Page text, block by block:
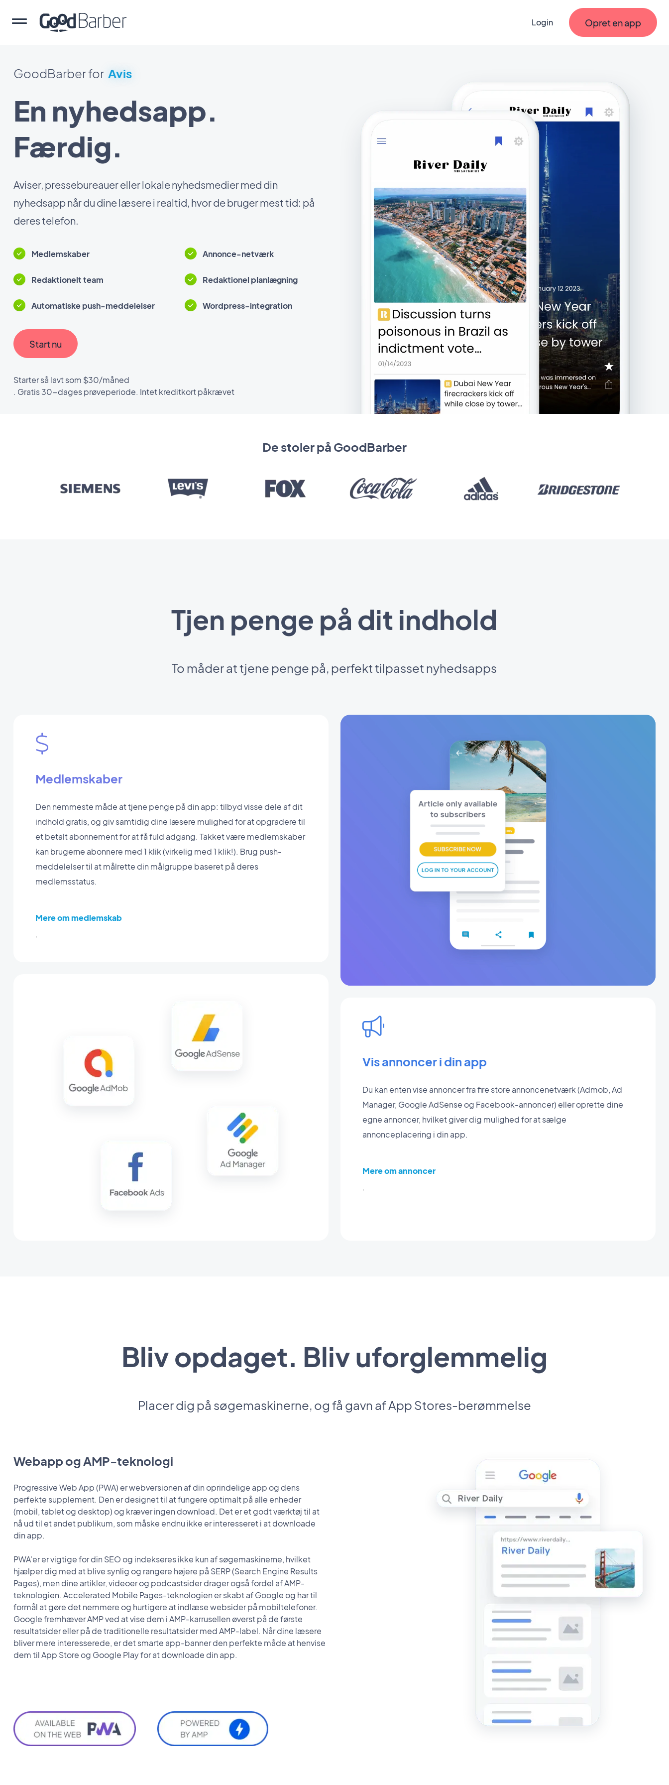
Login Opret en app
GoodBarber for Avis
En nyhedsapp.
Færdig.
Aviser, pressebureauer eller lokale nyhedsmedier med din
nyhedsapp når du dine læsere i realtid, hvor de bruger mest tid: på
deres telefon.
Medlemskaber Annonce-netværk
Redaktionelt team Redaktionel planlægning
Automatiske push-meddelelser Wordpress-integration
Start nu
Starter så lavt som $30/måned
. Gratis 30-dages prøveperiode. Intet kreditkort påkrævet
De stoler på GoodBarber
Tjen penge på dit indhold
To måder at tjene penge på, perfekt tilpasset nyhedsapps
Medlemskaber
Den nemmeste måde at tjene penge på din app: tilbyd visse dele af dit
indhold gratis, og giv samtidig dine læsere mulighed for at opgradere til
et betalt abonnement for at få fuld adgang. Takket være medlemskaber
kan brugerne abonnere med 1 klik (virkelig med 1 klik!). Brug push-
meddelelser til at målrette din målgruppe baseret på deres
medlemsstatus.
Mere om medlemskab
.
Vis annoncer i din app
Du kan enten vise annoncer fra fire store annoncenetværk (Admob, Ad
Manager, Google AdSense og Facebook-annoncer) eller oprette dine
egne annoncer, hvilket giver dig mulighed for at sælge
annonceplacering i din app.
Mere om annoncer
.
Bliv opdaget. Bliv uforglemmelig
Placer dig på søgemaskinerne, og få gavn af App Stores-berømmelse
Webapp og AMP-teknologi
Progressive Web App (PWA) er webversionen af din oprindelige app og dens
perfekte supplement. Den er designet til at fungere optimalt på alle enheder
(mobil, tablet og desktop) og kræver ingen download. Det er et godt værktøj til at
nå ud til et andet publikum, som måske endnu ikke er interesseret i at downloade
din app.
PWA'er er vigtige for din SEO og indekseres ikke kun af søgemaskinerne, hvilket
hjælper dig med at blive synlig og rangere højere på SERP (Search Engine Results
Pages), men dine artikler, videoer og podcastsider drager også fordel af AMP-
teknologien. Accelerated Mobile Pages-teknologien er skabt af Google og har til
formål at gøre det nemmere og hurtigere at indlæse websider på mobiltelefoner.
Google fremhæver AMP ved at vise dem i AMP-karrusellen øverst på de første
resultatsider eller på de traditionelle resultatsider med AMP-label. Når dine læsere
bliver mere interesserede, er det smarte app-banner den perfekte måde at henvise
dem til App Store og Google Play for at downloade din app.